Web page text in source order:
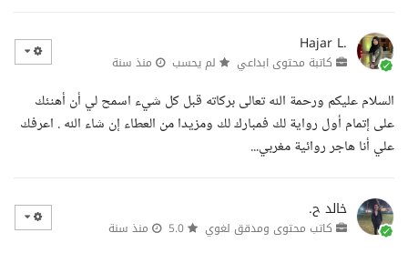
Hajar L.
كاتبة محتوى ابداعي لم يحسب منذ سنة
السلام عليكم ورحمة الله تعالى بركاته قبل كل شيء اسمح لي أن أهنئك
على إتمام أول رواية لك فمبارك لك ومزيدا من العطاء إن شاء الله . اعرفك
علي أنا هاجر روائية مغربي...
خالد ح.
كاتب محتوى ومدقق لغوي منذ سنة